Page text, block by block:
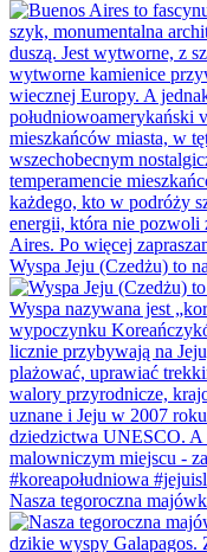
Wyspa Jeju (Czedżu) to
Nasza tegoroczna